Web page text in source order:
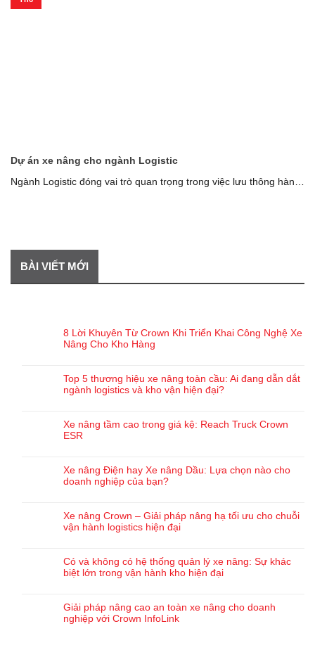
Dự án xe nâng cho ngành Logistic
Ngành Logistic đóng vai trò quan trọng trong việc lưu thông hàng
BÀI VIẾT MỚI
8 Lời Khuyên Từ Crown Khi Triển Khai Công Nghệ Xe
Nâng Cho Kho Hàng
Top 5 thương hiệu xe nâng toàn cầu: Ai đang dẫn dắt
ngành logistics và kho vận hiện đại?
Xe nâng tầm cao trong giá kệ: Reach Truck Crown
ESR
Xe nâng Điện hay Xe nâng Dầu: Lựa chọn nào cho
doanh nghiệp của bạn?
Xe nâng Crown – Giải pháp nâng hạ tối ưu cho chuỗi
vận hành logistics hiện đại
Có và không có hệ thống quản lý xe nâng: Sự khác
biệt lớn trong vận hành kho hiện đại
Giải pháp nâng cao an toàn xe nâng cho doanh
nghiệp với Crown InfoLink